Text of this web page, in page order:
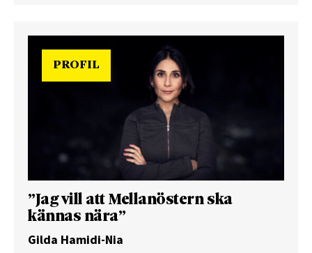
PROFIL
”Jag vill att Mellanöstern ska
kännas nära”
Gilda Hamidi-Nia